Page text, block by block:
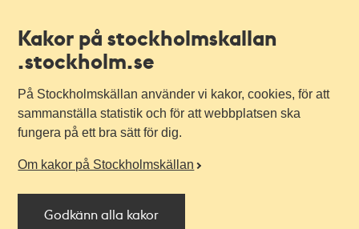
Kakor på stockholmskallan
.stockholm.se
På Stockholmskällan använder vi kakor, cookies, för att
sammanställa statistik och för att webbplatsen ska
fungera på ett bra sätt för dig.
Om kakor på Stockholmskällan
Godkänn alla kakor